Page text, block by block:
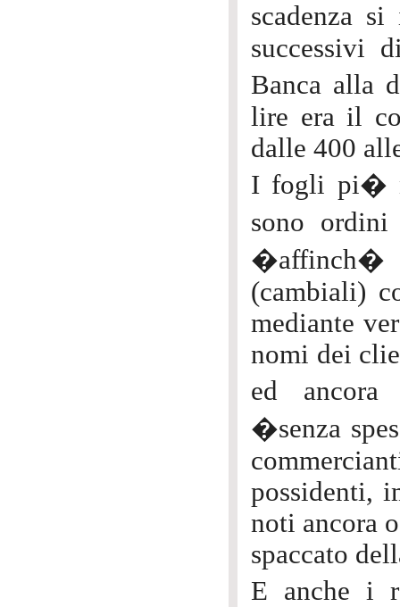
scadenza
successivi
Banca alla
lire era il
dalle 400
I fogli pi�
sono
�affinch�
(cambiali)
mediante
nomi dei
ed
�senza
possidenti,
noti ancora
spaccato
E anche i